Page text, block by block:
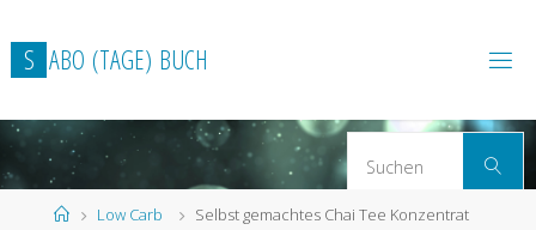
Inhalt
springen
S ABO (TAGE) BUCH
Suchen
StartLow Carb Selbst gemachtes Chai Tee Konzentrat